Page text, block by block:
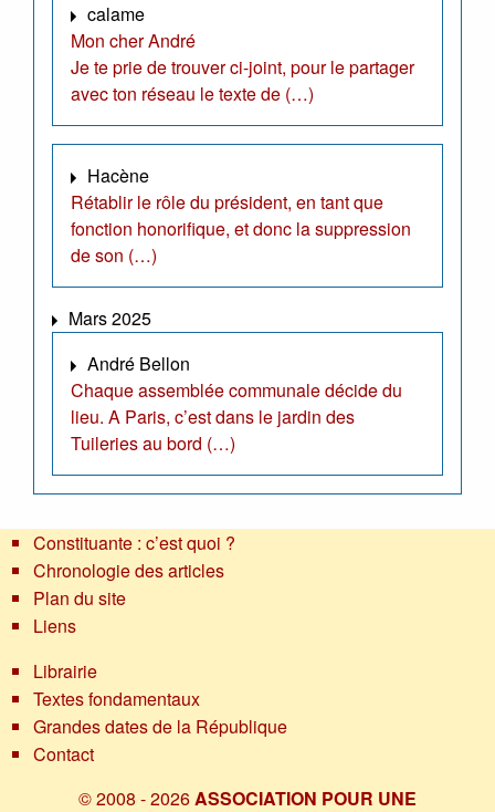
calame
Mon cher André
Je te prie de trouver ci-joint, pour le partager
avec ton réseau le texte de (…)
Hacène
Rétablir le rôle du président, en tant que
fonction honorifique, et donc la suppression
de son (…)
Mars 2025
André Bellon
Chaque assemblée communale décide du
lieu. A Paris, c’est dans le jardin des
Tuileries au bord (…)
Constituante : c’est quoi ?
Chronologie des articles
Plan du site
Liens
Librairie
Textes fondamentaux
Grandes dates de la République
Contact
© 2008 - 2026ASSOCIATION POUR UNE